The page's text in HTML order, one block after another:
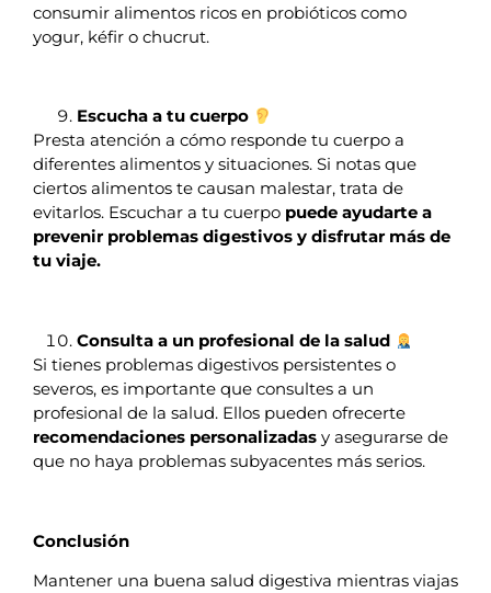
consumir alimentos ricos en probióticos como
yogur, kéfir o chucrut.
Escucha a tu cuerpo
Presta atención a cómo responde tu cuerpo a
diferentes alimentos y situaciones. Si notas que
ciertos alimentos te causan malestar, trata de
evitarlos. Escuchar a tu cuerpo puede ayudarte a
prevenir problemas digestivos y disfrutar más de
tu viaje.
Consulta a un profesional de la salud
Si tienes problemas digestivos persistentes o
severos, es importante que consultes a un
profesional de la salud. Ellos pueden ofrecerte
recomendaciones personalizadas y asegurarse de
que no haya problemas subyacentes más serios.
Conclusión
Mantener una buena salud digestiva mientras viajas